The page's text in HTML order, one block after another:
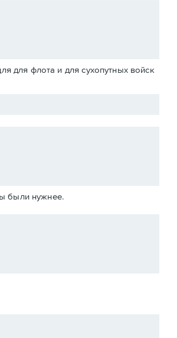
для флота и для сухопутных войск
были нужнее.